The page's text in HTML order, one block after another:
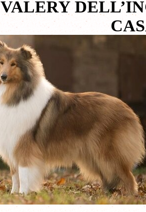
VALERY